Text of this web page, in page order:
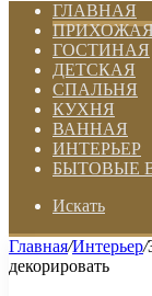
ГЛАВНАЯ
ГОСТИНАЯ
ДЕТСКАЯ
СПАЛЬНЯ
КУХНЯ
ВАННАЯ
ИНТЕРЬЕР
БЫТОВЫЕ
Искать
Главная/Интерьер/
декорировать